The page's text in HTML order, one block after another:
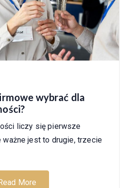
wybrać dla
liczy się pierwsze
ważne jest to drugie, trzecie
More